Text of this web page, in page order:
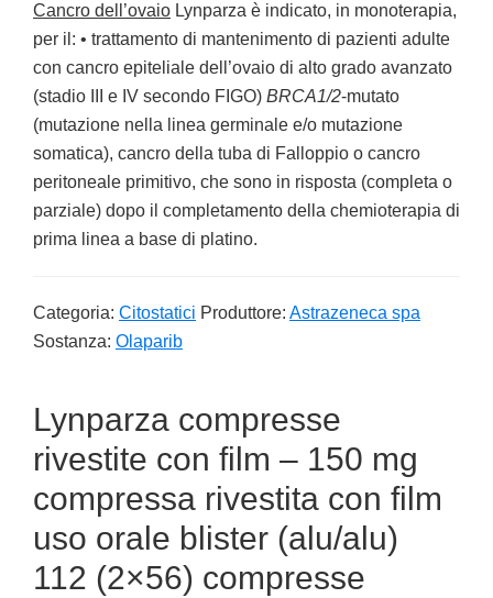
Cancro dell’ovaio Lynparza è indicato, in monoterapia,
per il: • trattamento di mantenimento di pazienti adulte
con cancro epiteliale dell’ovaio di alto grado avanzato
(stadio III e IV secondo FIGO) BRCA1/2-mutato
(mutazione nella linea germinale e/o mutazione
somatica), cancro della tuba di Falloppio o cancro
peritoneale primitivo, che sono in risposta (completa o
parziale) dopo il completamento della chemioterapia di
prima linea a base di platino.
Categoria: Citostatici Produttore: Astrazeneca spa
Sostanza: Olaparib
Lynparza compresse
rivestite con film – 150 mg
compressa rivestita con film
uso orale blister (alu/alu)
112 (2×56) compresse